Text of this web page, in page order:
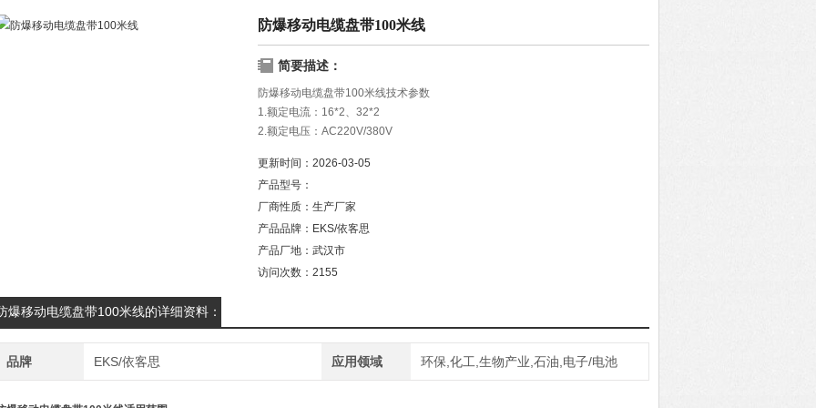
防爆移动电缆盘带100米线
简要描述：
防爆移动电缆盘带100米线技术参数
1.额定电流：16*2、32*2
2.额定电压：AC220V/380V
4.防护等级：IP54、IP65
更新时间： 2026-03-05
产品型号：
厂商性质： 生产厂家
产品品牌： EKS/依客思
产品厂地： 武汉市
访问次数： 2155
爆移动电缆盘带100米线的详细资料：
品牌 EKS/依客思 应用领域 环保,化工,生物产业,石油,电子/电池